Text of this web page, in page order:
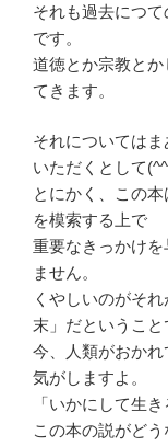
それも過去につ
です。
道徳とか宗教とか
てきます。
それについては
いただくとして
とにかく、この
を模索する上で
重要なきっかけ
ません。
くやしいのがそ
末」だということ
今、人類がおか
気がしますよ。
「いかにして生
この本の説がど